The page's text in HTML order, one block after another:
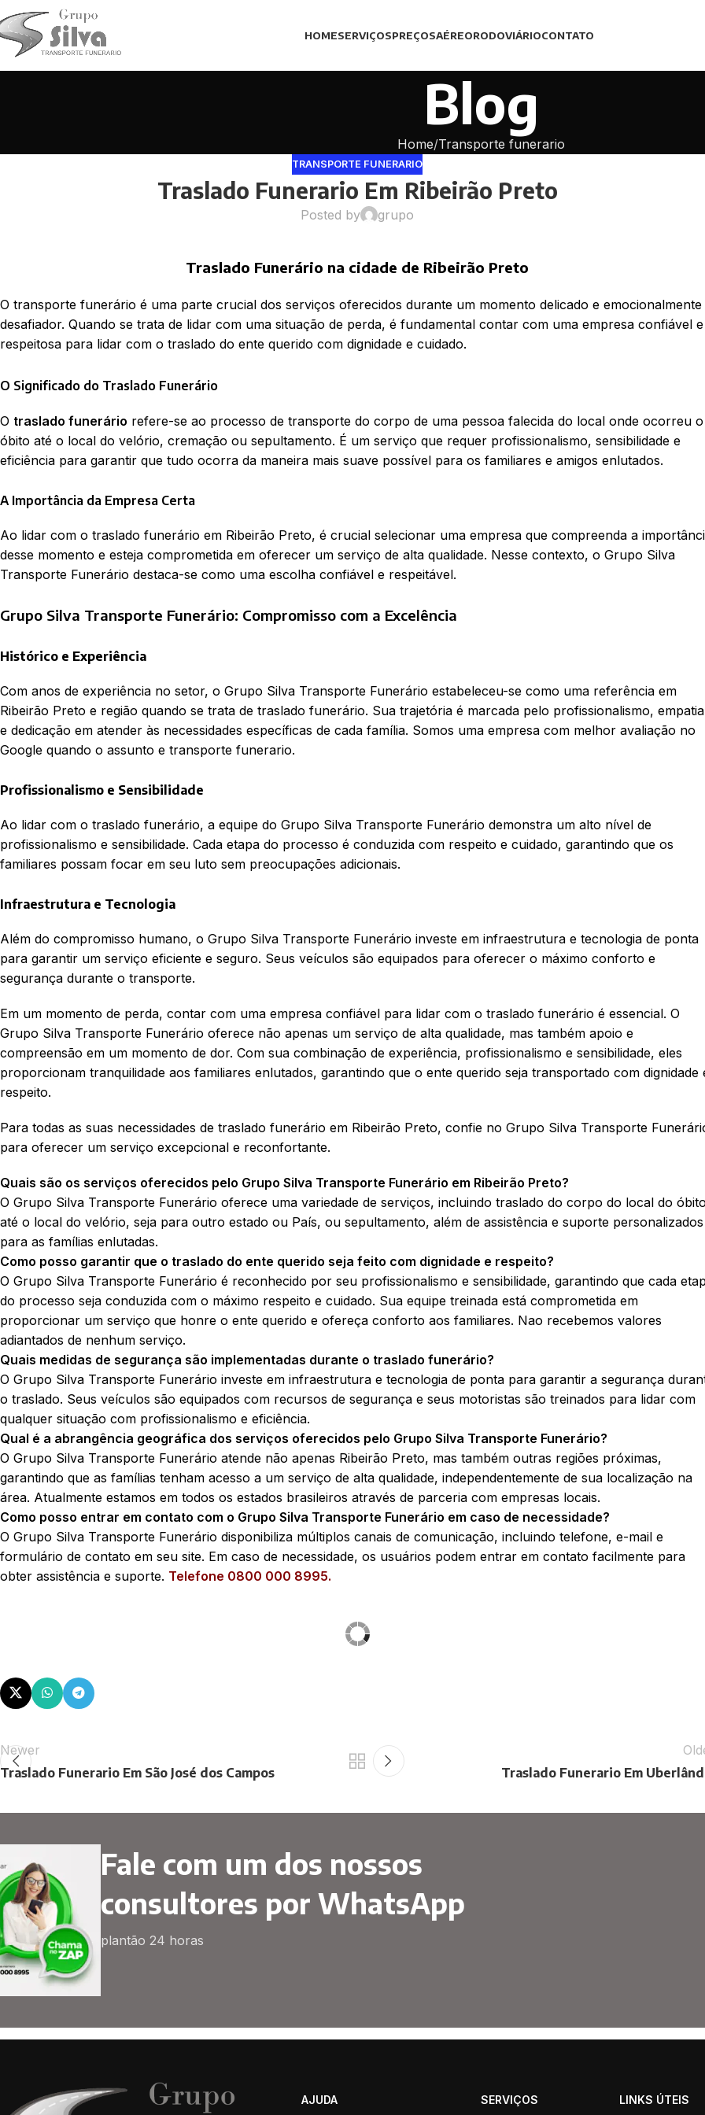
HOMESERVIÇOSPREÇOSAÉREORODOVIÁRIOCONTATO
Blog
Home Transporte funerario
TRANSPORTE FUNERARIO
Traslado Funerario Em Ribeirão Preto
Posted by grupo
Traslado Funerário na cidade de Ribeirão Preto
O transporte funerário é uma parte crucial dos serviços oferecidos durante um momento delicado e emocionalmente
desafiador. Quando se trata de lidar com uma situação de perda, é fundamental contar com uma empresa confiável e
respeitosa para lidar com o traslado do ente querido com dignidade e cuidado.
O Significado do Traslado Funerário
O traslado funerário refere-se ao processo de transporte do corpo de uma pessoa falecida do local onde ocorreu o
óbito até o local do velório, cremação ou sepultamento. É um serviço que requer profissionalismo, sensibilidade e
eficiência para garantir que tudo ocorra da maneira mais suave possível para os familiares e amigos enlutados.
A Importância da Empresa Certa
Ao lidar com o traslado funerário em Ribeirão Preto, é crucial selecionar uma empresa que compreenda a
desse momento e esteja comprometida em oferecer um serviço de alta qualidade. Nesse contexto, o Grupo Silva
Transporte Funerário destaca-se como uma escolha confiável e respeitável.
Grupo Silva Transporte Funerário: Compromisso com a Excelência
Histórico e Experiência
Com anos de experiência no setor, o Grupo Silva Transporte Funerário estabeleceu-se como uma referência em
Ribeirão Preto e região quando se trata de traslado funerário. Sua trajetória é marcada pelo profissionalismo, empatia
e dedicação em atender às necessidades específicas de cada família. Somos uma empresa com melhor avaliação no
Google quando o assunto e transporte funerario.
Profissionalismo e Sensibilidade
Ao lidar com o traslado funerário, a equipe do Grupo Silva Transporte Funerário demonstra um alto nível de
profissionalismo e sensibilidade. Cada etapa do processo é conduzida com respeito e cuidado, garantindo que os
familiares possam focar em seu luto sem preocupações adicionais.
Infraestrutura e Tecnologia
Além do compromisso humano, o Grupo Silva Transporte Funerário investe em infraestrutura e tecnologia de ponta
para garantir um serviço eficiente e seguro. Seus veículos são equipados para oferecer o máximo conforto e
segurança durante o transporte.
Em um momento de perda, contar com uma empresa confiável para lidar com o traslado funerário é essencial. O
Grupo Silva Transporte Funerário oferece não apenas um serviço de alta qualidade, mas também apoio e
compreensão em um momento de dor. Com sua combinação de experiência, profissionalismo e sensibilidade, eles
proporcionam tranquilidade aos familiares enlutados, garantindo que o ente querido seja transportado com dignidade
respeito.
Para todas as suas necessidades de traslado funerário em Ribeirão Preto, confie no Grupo Silva Transporte
para oferecer um serviço excepcional e reconfortante.
Quais são os serviços oferecidos pelo Grupo Silva Transporte Funerário em Ribeirão Preto?
O Grupo Silva Transporte Funerário oferece uma variedade de serviços, incluindo traslado do corpo do local do
até o local do velório, seja para outro estado ou País, ou sepultamento, além de assistência e suporte personalizados
para as famílias enlutadas.
Como posso garantir que o traslado do ente querido seja feito com dignidade e respeito?
O Grupo Silva Transporte Funerário é reconhecido por seu profissionalismo e sensibilidade, garantindo que cada
do processo seja conduzida com o máximo respeito e cuidado. Sua equipe treinada está comprometida em
proporcionar um serviço que honre o ente querido e ofereça conforto aos familiares. Nao recebemos valores
adiantados de nenhum serviço.
Quais medidas de segurança são implementadas durante o traslado funerário?
O Grupo Silva Transporte Funerário investe em infraestrutura e tecnologia de ponta para garantir a segurança
o traslado. Seus veículos são equipados com recursos de segurança e seus motoristas são treinados para lidar com
qualquer situação com profissionalismo e eficiência.
Qual é a abrangência geográfica dos serviços oferecidos pelo Grupo Silva Transporte Funerário?
O Grupo Silva Transporte Funerário atende não apenas Ribeirão Preto, mas também outras regiões próximas,
garantindo que as famílias tenham acesso a um serviço de alta qualidade, independentemente de sua localização na
área. Atualmente estamos em todos os estados brasileiros através de parceria com empresas locais.
Como posso entrar em contato com o Grupo Silva Transporte Funerário em caso de necessidade?
O Grupo Silva Transporte Funerário disponibiliza múltiplos canais de comunicação, incluindo telefone, e-mail e
formulário de contato em seu site. Em caso de necessidade, os usuários podem entrar em contato facilmente para
obter assistência e suporte. Telefone 0800 000 8995.
Newer
Traslado Funerario Em São José dos Campos
Traslado Funerario Em
Fale com um dos nossos
consultores por WhatsApp
plantão 24 horas
AJUDA SERVIÇOS LINKS ÚTEIS